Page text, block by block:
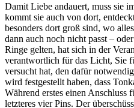
Damit Liebe andauert, muss sie
kommt sie auch von dort,
besonders dort groß sind, wo
dann auch noch nicht passt –
Ringe gelten, hat sich in der
verantwortlich für das Licht, Sie
versucht hat, den dafür
wird festgestellt haben, dass
Während erstes einen Anschluss
letzteres vier Pins. Der